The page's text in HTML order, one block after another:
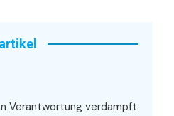
Verantwortung verdampft